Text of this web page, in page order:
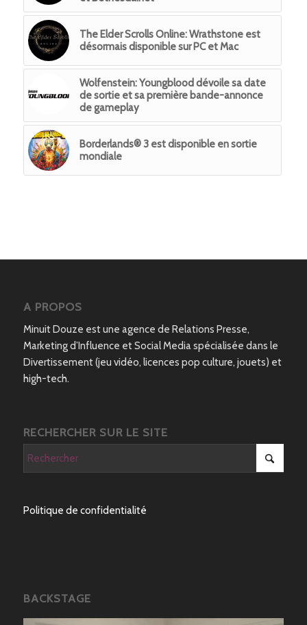
The Elder Scrolls Online: Wrathstone est
désormais disponible sur PC et Mac
Wolfenstein: Youngblood dévoile sa date
de sortie et sa première bande-annonce
de gameplay
Borderlands® 3 est disponible en sortie
mondiale
A PROPOS
Minuit Douze est une agence de Relations Presse,
Marketing d’Influence et Social Media spécialisée dans le
Divertissement (jeu vidéo, licences pop culture, jouets) et
high-tech.
RECHERCHER SUR LE SITE
Politique de confidentialité
BACKSTAGE